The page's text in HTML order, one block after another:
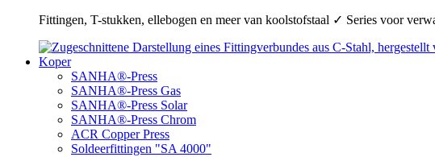
Fittingen, T-stukken, ellebogen en meer van koolstofstaal ✓ Series voor
Koper
SANHA®-Press
SANHA®-Press Gas
SANHA®-Press Solar
SANHA®-Press Chrom
ACR Copper Press
Soldeerfittingen "SA 4000"